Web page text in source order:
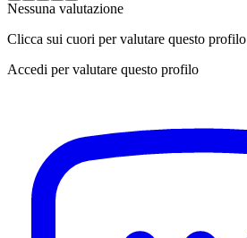
Nessuna valutazione
Clicca sui cuori per valutare questo profilo
Accedi per valutare questo profilo